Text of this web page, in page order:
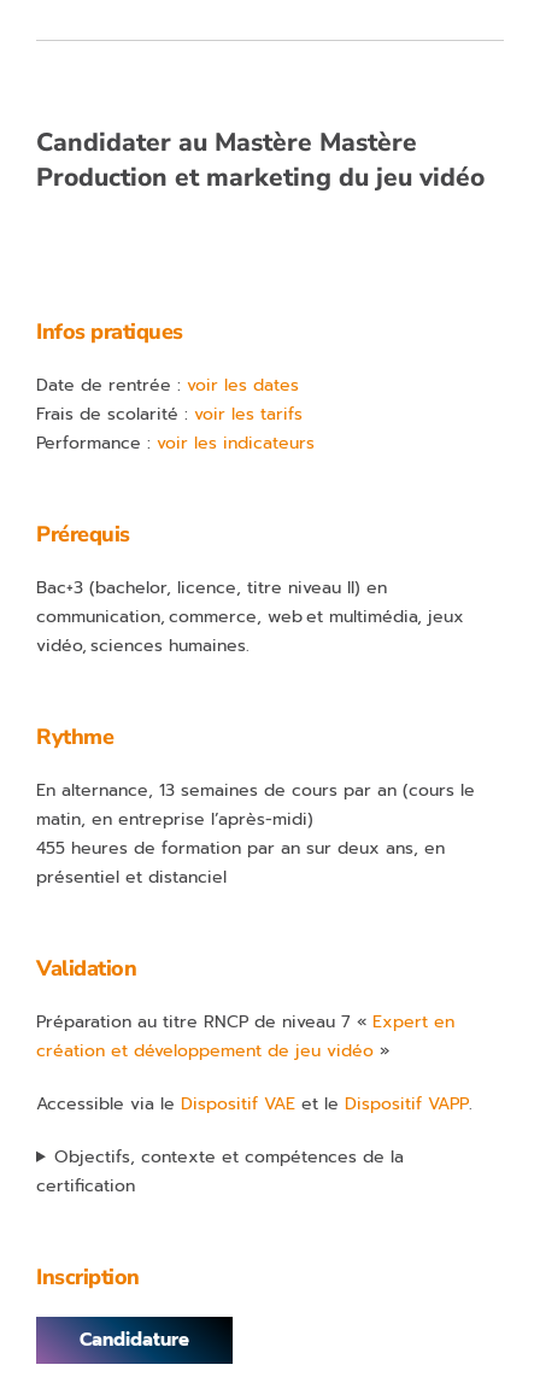
Candidater au Mastère Mastère
Production et marketing du jeu vidéo
Infos pratiques
Date de rentrée : voir les dates
Frais de scolarité : voir les tarifs
Performance : voir les indicateurs
Prérequis
Bac+3 (bachelor, licence, titre niveau II) en
communication, commerce, web et multimédia, jeux
vidéo, sciences humaines.
Rythme
En alternance, 13 semaines de cours par an (cours le
matin, en entreprise l’après-midi)
455 heures de formation par an sur deux ans, en
présentiel et distanciel
Validation
Préparation au titre RNCP de niveau 7 « Expert en
création et développement de jeu vidéo »
Accessible via le Dispositif VAE et le Dispositif VAPP.
Objectifs, contexte et compétences de la
certification
Inscription
Candidature